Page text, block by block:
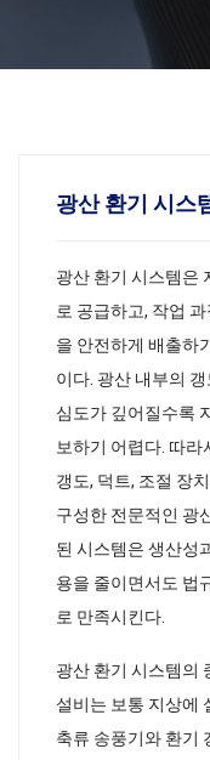
광산 환기 시스
광산 환기 시스템은
로 공급하고, 작업
을 안전하게 배출하
이다. 광산 내부의
심도가 깊어질수록
보하기 어렵다. 따라
갱도, 덕트, 조절 장
구성한 전문적인 광
된 시스템은 생산성
용을 줄이면서도 법
로 만족시킨다.
광산 환기 시스템의
설비는 보통 지상에
축류 송풍기와 환기